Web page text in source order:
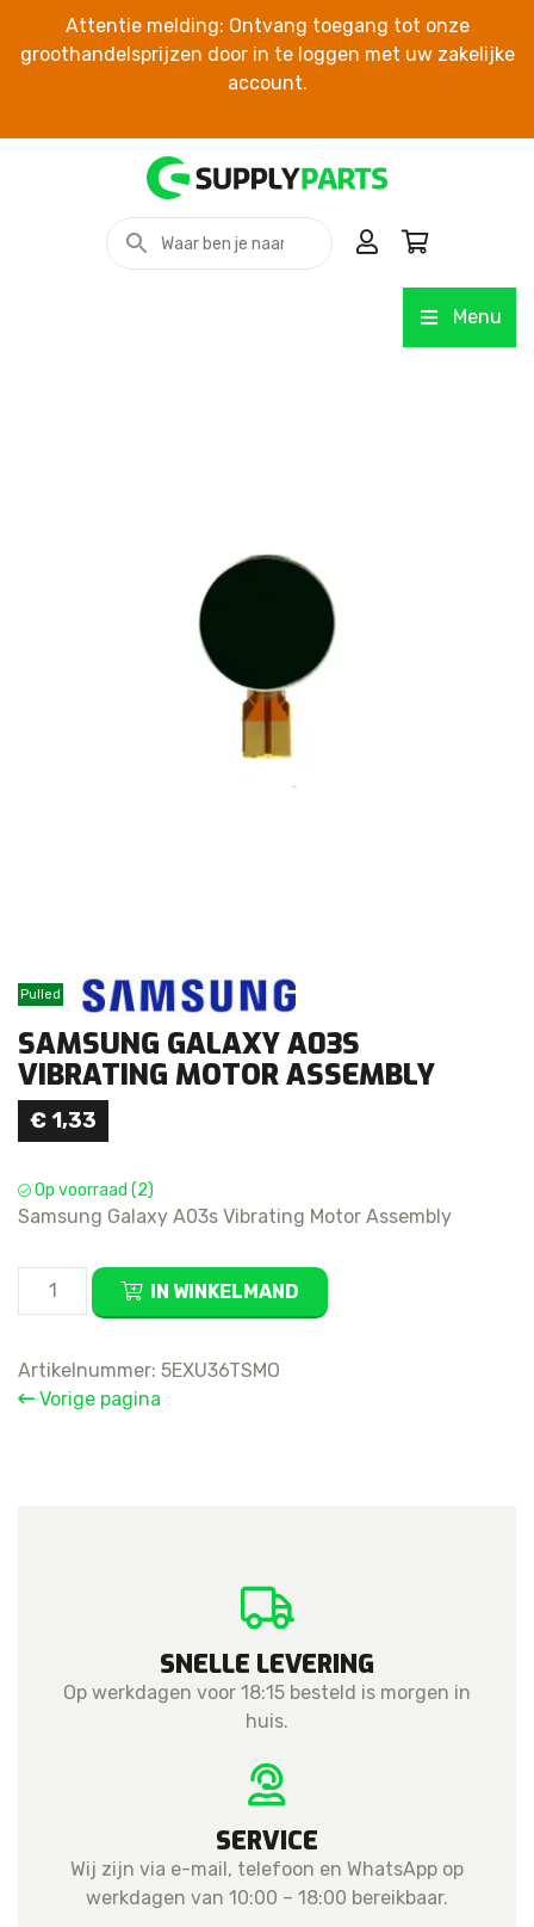
Attentie melding: Ontvang toegang tot onze
groothandelsprijzen door in te loggen met uw zakelijke
account.
Menu
Pulled
SAMSUNG GALAXY A03S
VIBRATING MOTOR ASSEMBLY
€ 1,33
Op voorraad (2)
Samsung Galaxy A03s Vibrating Motor Assembly
Samsung
Galaxy
Vibrating
Motor
IN WINKELMAND
Artikelnummer: 5EXU36TSMO
Vorige pagina
SNELLE LEVERING
Op werkdagen voor 18:15 besteld is morgen in
huis.
SERVICE
Wij zijn via e-mail, telefoon en WhatsApp op
werkdagen van 10:00 – 18:00 bereikbaar.